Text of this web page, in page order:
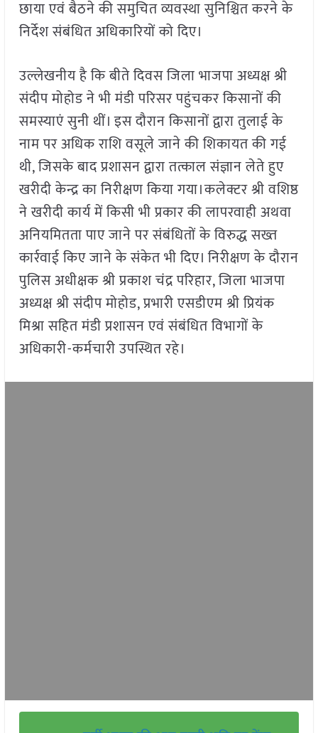
छाया एवं बैठने की समुचित व्यवस्था सुनिश्चित करने के
निर्देश संबंधित अधिकारियों को दिए।
उल्लेखनीय है कि बीते दिवस जिला भाजपा अध्यक्ष श्री
संदीप मोहोड ने भी मंडी परिसर पहुंचकर किसानों की
समस्याएं सुनी थीं। इस दौरान किसानों द्वारा तुलाई के
नाम पर अधिक राशि वसूले जाने की शिकायत की गई
थी, जिसके बाद प्रशासन द्वारा तत्काल संज्ञान लेते हुए
खरीदी केन्द्र का निरीक्षण किया गया।कलेक्टर श्री वशिष्ठ
ने खरीदी कार्य में किसी भी प्रकार की लापरवाही अथवा
अनियमितता पाए जाने पर संबंधितों के विरुद्ध सख्त
कार्रवाई किए जाने के संकेत भी दिए। निरीक्षण के दौरान
पुलिस अधीक्षक श्री प्रकाश चंद्र परिहार, जिला भाजपा
अध्यक्ष श्री संदीप मोहोड, प्रभारी एसडीएम श्री प्रियंक
मिश्रा सहित मंडी प्रशासन एवं संबंधित विभागों के
अधिकारी-कर्मचारी उपस्थित रहे।